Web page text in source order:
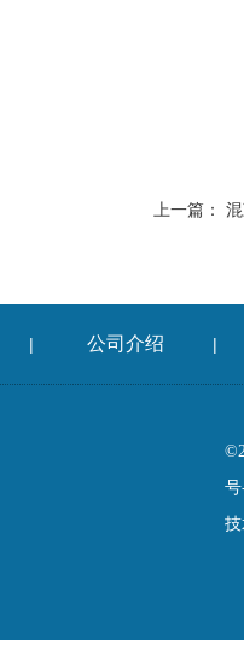
上一篇： 混
| 公司介绍 |
号